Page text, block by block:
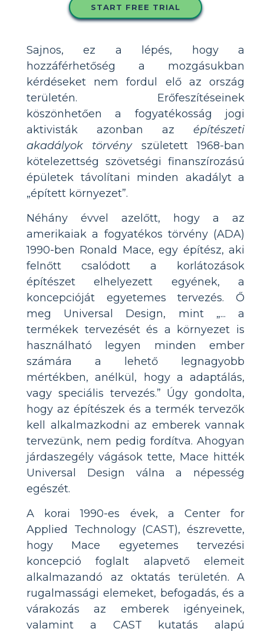
START FREE TRIAL
Sajnos, ez a lépés, hogy a
hozzáférhetőség a mozgásukban
kérdéseket nem fordul elő az ország
területén. Erőfeszítéseinek
köszönhetően a fogyatékosság jogi
aktivisták azonban az építészeti
akadályok törvényszületett 1968-ban
kötelezettség szövetségi finanszírozású
épületek távolítani minden akadályt a
„épített környezet”.
Néhány évvel azelőtt, hogy a az
amerikaiak a fogyatékos törvény (ADA)
1990-ben Ronald Mace, egy építész, aki
felnőtt csalódott a korlátozások
építészet elhelyezett egyének, a
koncepcióját egyetemes tervezés. Ő
meg Universal Design, mint „... a
termékek tervezését és a környezet is
használható legyen minden ember
számára a lehető legnagyobb
mértékben, anélkül, hogy a adaptálás,
vagy speciális tervezés.” Úgy gondolta,
hogy az építészek és a termék tervezők
kell alkalmazkodni az emberek vannak
tervezünk, nem pedig fordítva. Ahogyan
járdaszegély vágások tette, Mace hitték
Universal Design válna a népesség
egészét.
A korai 1990-es évek, a Center for
Applied Technology (CAST), észrevette,
hogy Mace egyetemes tervezési
koncepció foglalt alapvető elemeit
alkalmazandó az oktatás területén. A
rugalmassági elemeket, befogadás, és a
várakozás az emberek igényeinek,
valamint a CAST kutatás alapú